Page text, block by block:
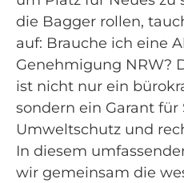
die Bagger rollen,
auf: Brauche ich eine
Genehmigung NRW?
ist nicht nur ein
sondern ein Garant für
Umweltschutz und
In diesem
wir gemeinsam die